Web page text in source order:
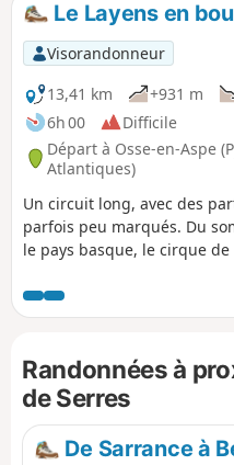
Le Layens en
Visorandonneur
13,41 km
+931 m
6h 00
Difficile
Départ à Osse-en-Aspe
Atlantiques)
Un circuit long, avec des
parfois peu marqués. Du
le pays basque, le cirque
Randonnées à
de Serres
De Sarrance à